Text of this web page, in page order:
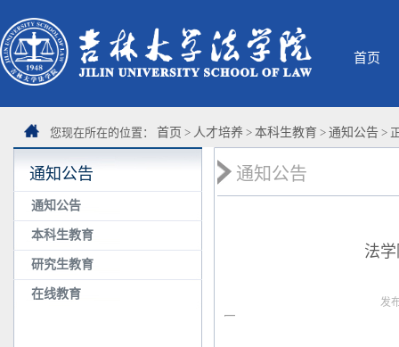
首页
您现在所在的位置： 首页 > 人才培养 > 本科生教育 > 通知公告 >
通知公告
通知公告
本科生教育
研究生教育
在线教育
通知公告
法
发